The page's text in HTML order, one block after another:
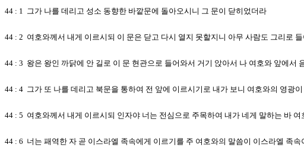
44 : 1 그가 나를 데리고 성소 동향한 바깥문에 돌아오시니 그 문이 닫히었더라
44 : 2 여호와께서 내게 이르시되 이 문은 닫고 다시 열지 못할지니 아무 사람도 그리로
44 : 3 왕은 왕인 까닭에 안 길로 이 문 현관으로 들어와서 거기 앉아서 나 여호와 앞에서
44 : 4 그가 또 나를 데리고 북문을 통하여 전 앞에 이르시기로 내가 보니 여호와의 영광
44 : 5 여호와께서 내게 이르시되 인자야 너는 전심으로 주목하여 내가 네게 말하는 바
44 : 6 너는 패역한 자 곧 이스라엘 족속에게 이르기를 주 여호와의 말씀이 이스라엘 족